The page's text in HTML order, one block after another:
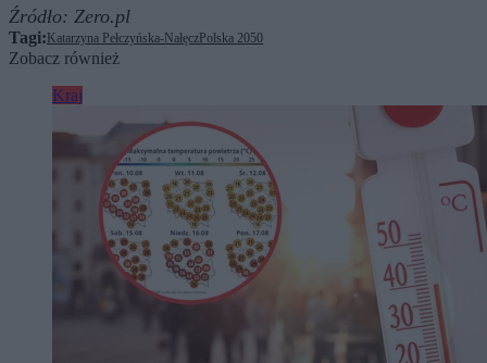
Źródło: Zero.pl
Tagi: Katarzyna Pełczyńska-Nałęcz Polska 2050
Zobacz również
Kraj